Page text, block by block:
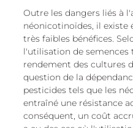
Outre les dangers liés à
néonicotinoïdes, il existe
très faibles bénéfices.
l'utilisation de semences
rendement des cultures
question de la
pesticides tels que les
entraîné une résistance
conséquent, un coût